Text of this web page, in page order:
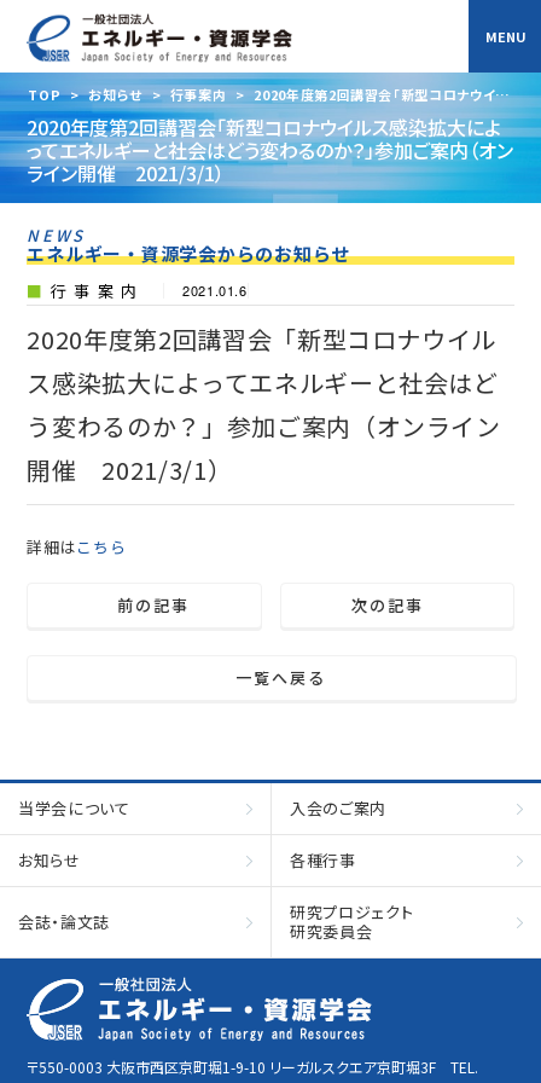
TOP > お知らせ > 行事案内 > 2020年度第2回講習会「新型コロナウイル
ス感染拡大によってエネルギーと社会はどう変わるのか？」参加ご案内（オンライ
ン開催 2021/3/1）
2020年度第2回講習会「新型コロナウイルス感染拡大によ
ってエネルギーと社会はどう変わるのか？」参加ご案内（オン
ライン開催 2021/3/1）
NEWS
エネルギー・資源学会からのお知らせ
行事案内 2021.01.6
2020年度第2回講習会「新型コロナウイル
ス感染拡大によってエネルギーと社会はど
う変わるのか？」参加ご案内（オンライン
開催 2021/3/1）
詳細はこちら
前の記事
一覧へ戻る
次の記事
当学会について 入会のご案内
お知らせ 各種行事
会誌・論文誌
研究プロジェクト
研究委員会
〒550-0003 大阪市西区京町堀1-9-10 リーガルスクエア京町堀3F TEL.